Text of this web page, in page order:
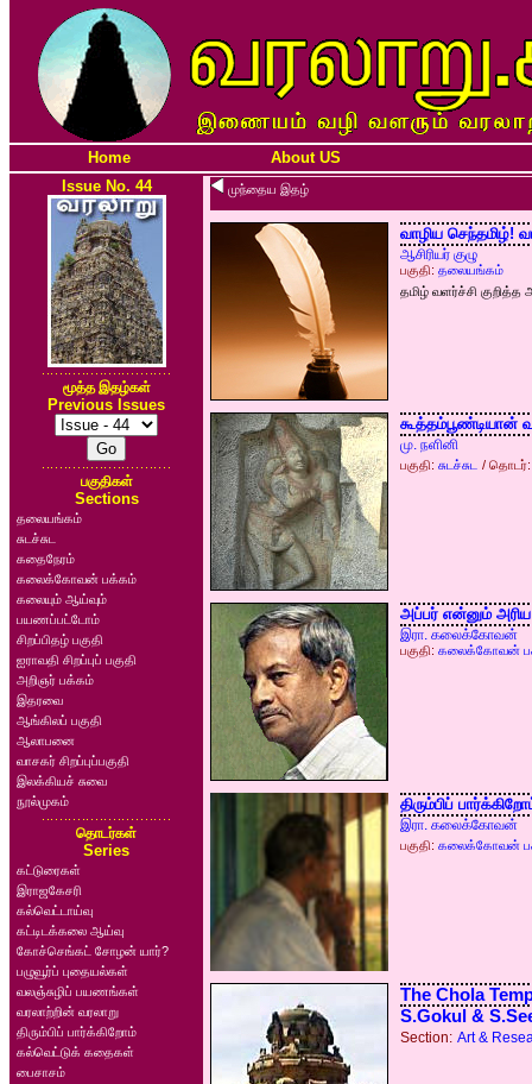
Home
About US
Issue No. 44
மூத்த இதழ்கள்
Previous Issues
பகுதிகள்
Sections
தலையங்கம்
சுடச்சுட
கதைநேரம்
கலைக்கோவன் பக்கம்
கலையும் ஆய்வும்
பயணப்பட்டோம்
சிறப்பிதழ் பகுதி
ஐராவதி சிறப்புப் பகுதி
அறிஞர் பக்கம்
இதரவை
ஆங்கிலப் பகுதி
ஆலாபனை
வாசகர் சிறப்புப்பகுதி
இலக்கியச் சுவை
நூல்முகம்
தொடர்கள்
Series
கட்டுரைகள்
இராஜகேசரி
கல்வெட்டாய்வு
கட்டிடக்கலை ஆய்வு
கோச்செங்கட் சோழன் யார்?
பழுவூர்ப் புதையல்கள்
வலஞ்சுழிப் பயணங்கள்
வரலாற்றின் வரலாறு
திரும்பிப் பார்க்கிறோம்
கல்வெட்டுக் கதைகள்
பைசாசம்
முந்தைய இதழ்
வாழிய செந்தமிழ்!
ஆசிரியர் குழு
பகுதி: தலையங்கம்
தமிழ் வளர்ச்சி குறித்த
கூத்தம்பூண்டியான்
மு. நளினி
பகுதி: சுடச்சுட / தொடர்:
அப்பர் என்னும்
இரா. கலைக்கோவன்
பகுதி: கலைக்கோவன்
திரும்பிப்
இரா. கலைக்கோவன்
பகுதி: கலைக்கோவன்
The Chola
S.Gokul &
Section: Art &